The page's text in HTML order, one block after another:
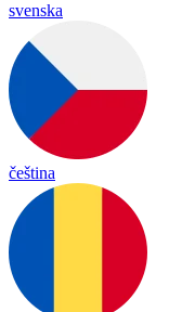
svenska
čeština